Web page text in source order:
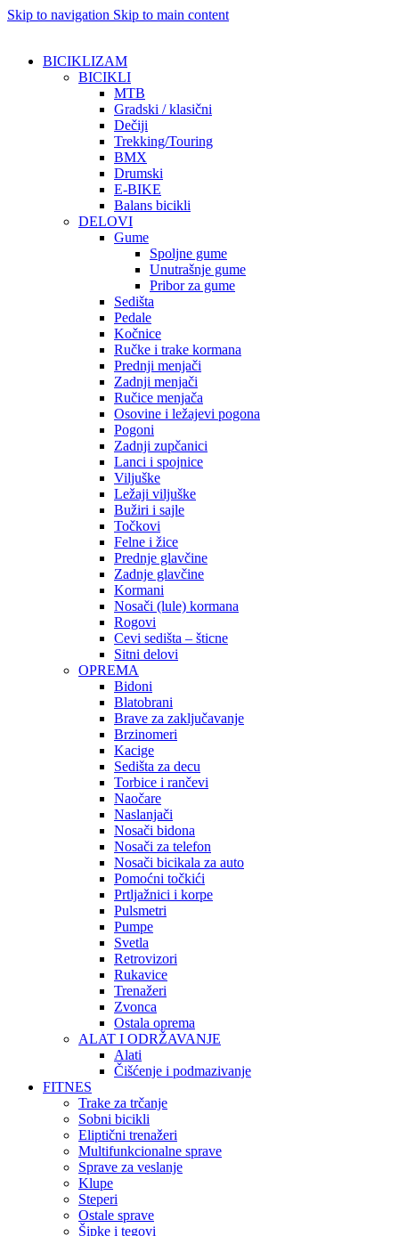
Skip to navigation Skip to main content
BICIKLIZAM
BICIKLI
MTB
Gradski / klasični
Dečiji
Trekking/Touring
BMX
Drumski
E-BIKE
Balans bicikli
DELOVI
Gume
Spoljne gume
Unutrašnje gume
Pribor za gume
Sedišta
Pedale
Kočnice
Ručke i trake kormana
Prednji menjači
Zadnji menjači
Ručice menjača
Osovine i ležajevi pogona
Pogoni
Zadnji zupčanici
Lanci i spojnice
Viljuške
Ležaji viljuške
Bužiri i sajle
Točkovi
Felne i žice
Prednje glavčine
Zadnje glavčine
Kormani
Nosači (lule) kormana
Rogovi
Cevi sedišta – šticne
Sitni delovi
OPREMA
Bidoni
Blatobrani
Brave za zaključavanje
Brzinomeri
Kacige
Sedišta za decu
Torbice i rančevi
Naočare
Naslanjači
Nosači bidona
Nosači za telefon
Nosači bicikala za auto
Pomoćni točkići
Prtljažnici i korpe
Pulsmetri
Pumpe
Svetla
Retrovizori
Rukavice
Trenažeri
Zvonca
Ostala oprema
ALAT I ODRŽAVANJE
Alati
Čišćenje i podmazivanje
FITNES
Trake za trčanje
Sobni bicikli
Eliptični trenažeri
Multifunkcionalne sprave
Sprave za veslanje
Klupe
Steperi
Ostale sprave
Šipke i tegovi